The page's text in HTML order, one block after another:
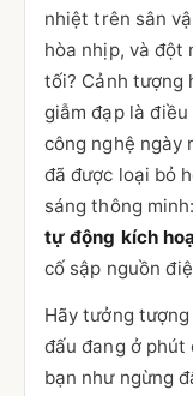
nhiệt trên sân
hòa nhịp, và đột
tối? Cảnh tượng
giẫm đạp là
công nghệ ngày
đã được loại bỏ
sáng thông minh:
tự động kích
cố sập nguồn
Hãy tưởng
đấu đang ở phút
bạn như ngừng